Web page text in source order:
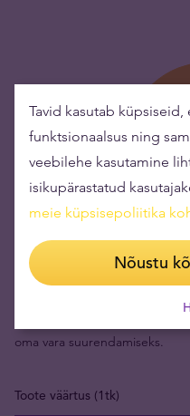
Kulla ostmine aitab
oma vara suurendamiseks.
Toote väärtus (1tk)
Tavid kasutab
funktsionaalsus ning
veebilehe kasutamine
isikupärastatud
meie küpsisepoliitika
Nõustu